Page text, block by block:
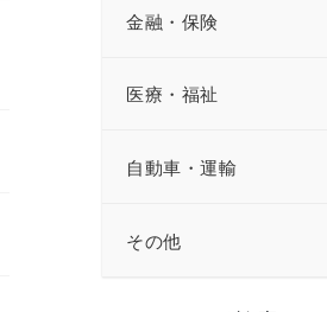
金融・保険
医療・福祉
自動車・運輸
その他